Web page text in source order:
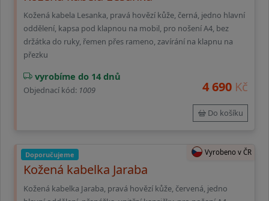
Kožená kabela Lesanka, pravá hovězí kůže, černá, jedno hlavní
oddělení, kapsa pod klapnou na mobil, pro nošení A4, bez
držátka do ruky, řemen přes rameno, zavírání na klapnu na
přezku
vyrobíme do 14 dnů
Objednací kód: 1009 4 690 Kč
Do košíku
Doporučujeme Vyrobeno v ČR
Kožená kabelka Jaraba
Kožená kabelka Jaraba, pravá hovězí kůže, červená, jedno